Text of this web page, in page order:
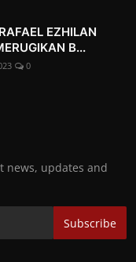
EZHILAN
B...
0
news, updates and
Subscribe